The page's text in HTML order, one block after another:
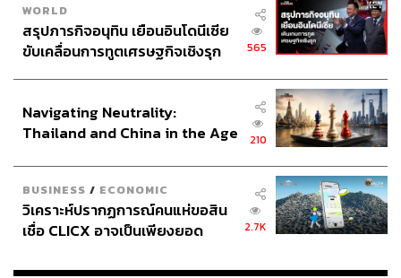
WORLD
สรุปภารกิจอนุทิน เยือนอินโดนีเซีย
ขับเคลื่อนการทูตเศรษฐกิจเชิงรุก
565
Navigating Neutrality:
Thailand and China in the Age
210
BUSINESS / ECONOMIC
วิเคราะห์ปรากฏการณ์คนแห่ขอสิน
เชื่อ CLICX อาจเป็นเพียงยอด
เรือนไทยที่ถูกซุกไว้
2.7K